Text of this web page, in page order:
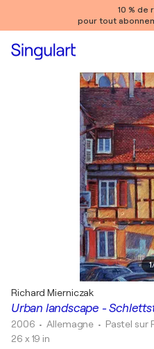
10 % de
pour tout
1
Urban landscape -
Richard Mierniczak
2006 • Allemagne • Pastel sur
26 x 19 in